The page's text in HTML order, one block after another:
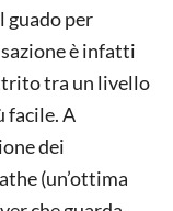
guado per
è infatti
tra un livello
facile. A
dei
(un’ottima